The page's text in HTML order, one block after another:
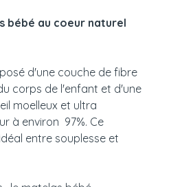
bébé au coeur naturel
d'une couche de fibre
corps de l'enfant et d'une
moelleux et ultra
à environ 97%. Ce
entre souplesse et